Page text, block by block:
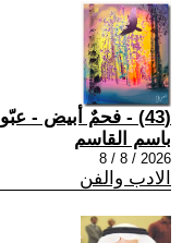
(43) - فحمٌ أبيض - عبّود الجابريّ وامتيازُ المُفارقَة
باسم القاسم
2026 / 8 / 8
الادب والفن